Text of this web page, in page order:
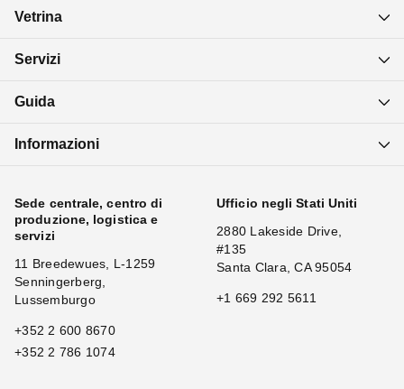
Vetrina
Servizi
Guida
Informazioni
Sede centrale, centro di
produzione, logistica e
servizi
11 Breedewues, L-1259
Senningerberg,
Lussemburgo
+352 2 600 8670
+352 2 786 1074
Ufficio negli Stati Uniti
2880 Lakeside Drive,
#135
Santa Clara, CA 95054
+1 669 292 5611